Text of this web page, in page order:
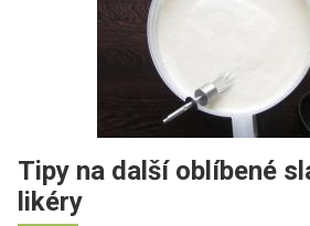
Tipy na další oblíbené
likéry